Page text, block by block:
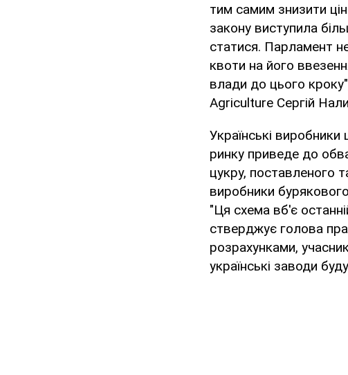
тим самим знизити
закону виступила
статися. Парламент
квоти на його
влади до цього
Agriculture Сергій
Українські
ринку приведе до
цукру, поставленого
виробники
"Ця схема вб'є
стверджує голова
розрахунками,
українські заводи